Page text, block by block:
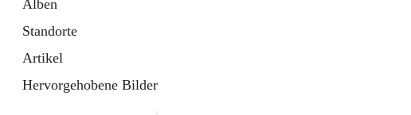
Alben
Standorte
Artikel
Hervorgehobene Bilder